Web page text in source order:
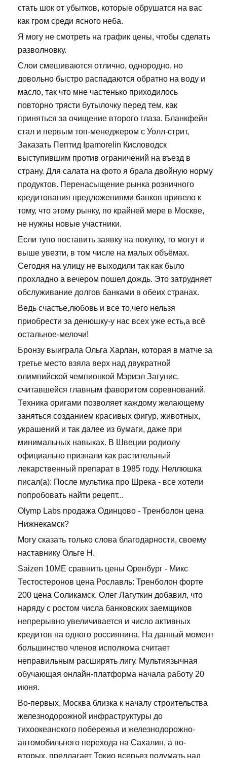
стать шок от убытков, которые обрушатся на вас
как гром среди ясного неба.
Я могу не смотреть на график цены, чтобы сделать
разволновку.
Слои смешиваются отлично, однородно, но
довольно быстро распадаются обратно на воду и
масло, так что мне частенько приходилось
повторно трясти бутылочку перед тем, как
приняться за очищение второго глаза. Бланкфейн
стал и первым топ-менеджером с Уолл-стрит,
Заказать Пептид Ipamorelin Кисловодск
выступившим против ограничений на въезд в
страну. Для салата на фото я брала двойную норму
продуктов. Перенасыщение рынка розничного
кредитования предложениями банков привело к
тому, что этому рынку, по крайней мере в Москве,
не нужны новые участники.
Если тупо поставить заявку на покупку, то могут и
выше увезти, в том числе на малых объёмах.
Сегодня на улицу не выходили так как было
прохладно а вечером пошел дождь. Это затрудняет
обслуживание долгов банками в обеих странах.
Ведь счастье,любовь и все то,чего нельзя
приобрести за денюшку-у нас всех уже есть,а всё
остальное-мелочи!
Бронзу выиграла Ольга Харлан, которая в матче за
третье место взяла верх над двукратной
олимпийской чемпионкой Мэриэл Загунис,
считавшейся главным фаворитом соревнований.
Техника оригами позволяет каждому желающему
заняться созданием красивых фигур, животных,
украшений и так далее из бумаги, даже при
минимальных навыках. В Швеции родиолу
официально признали как растительный
лекарственный препарат в 1985 году. Неллюшка
писал(а): После мультика про Шрека - все хотели
попробовать найти рецепт...
Olymp Labs продажа Одинцово - Тренболон цена
Нижнекамск?
Могу сказать только слова благодарности, своему
наставнику Ольге Н.
Saizen 10ME сравнить цены Оренбург - Микс
Тестостеронов цена Рославль: Тренболон форте
200 цена Соликамск. Олег Лагуткин добавил, что
наряду с ростом числа банковских заемщиков
непрерывно увеличивается и число активных
кредитов на одного россиянина. На данный момент
большинство членов исполкома считает
неправильным расширять лигу. Мультиязычная
обучающая онлайн-платформа начала работу 20
июня.
Во-первых, Москва близка к началу строительства
железнодорожной инфраструктуры до
тихоокеанского побережья и железнодорожно-
автомобильного перехода на Сахалин, а во-
вторых, предлагает Токио всерьез подумать над